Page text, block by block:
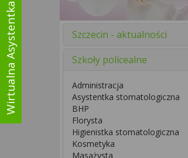
Szczecin - aktualności
Szkoły policealne
Administracja
Asystentka stomatologiczna
BHP
Florysta
Higienistka stomatologiczna
Kosmetyka
Masażysta
Wirtualna Asystentka